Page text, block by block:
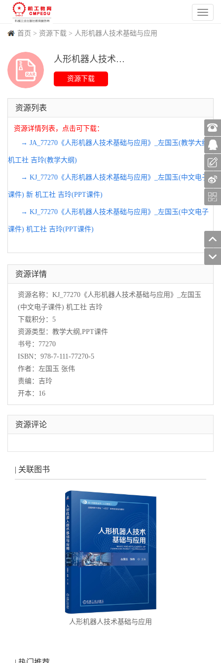
首页 > 资源下载 > 人形机器人技术基础与应用
人形机器人技术基础与应用 PPT课件
资源列表
资源详情列表，点击可下载：
→ JA_77270《人形机器人技术基础与应用》_左国玉(教学大纲)
机工社 吉玲(教学大纲)
→ KJ_77270《人形机器人技术基础与应用》_左国玉(中文电子
课件) 新 机工社 吉玲(PPT课件)
→ KJ_77270《人形机器人技术基础与应用》_左国玉(中文电子
课件) 机工社 吉玲(PPT课件)
资源详情
资源名称：KJ_77270《人形机器人技术基础与应用》_左国玉
(中文电子课件) 机工社 吉玲
下载积分：5
资源类型：教学大纲,PPT课件
书号：77270
ISBN：978-7-111-77270-5
作者：左国玉 张伟
责编：吉玲
开本：16
资源评论
| 关联图书
人形机器人技术基础与应用